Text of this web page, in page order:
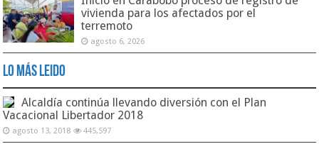
vivienda para los afectados por el
terremoto
agosto 6, 2026
Lo Más Leido
Alcaldía continúa llevando diversión con el Plan
Vacacional Libertador 2018
agosto 13, 2018 445,597